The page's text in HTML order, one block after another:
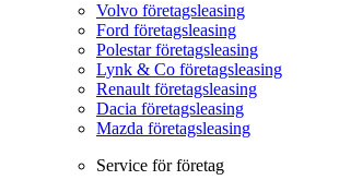
Volvo företagsleasing
Ford företagsleasing
Polestar företagsleasing
Lynk & Co företagsleasing
Renault företagsleasing
Dacia företagsleasing
Mazda företagsleasing
Service för företag